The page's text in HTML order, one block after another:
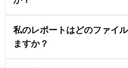
私のレポートはどのファイ
ますか？